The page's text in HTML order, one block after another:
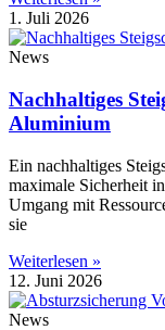
1. Juli 2026
News
Nachhaltiges
Aluminium
Ein nachhaltiges
maximale Sicherheit
Umgang mit
sie
Weiterlesen »
12. Juni 2026
News